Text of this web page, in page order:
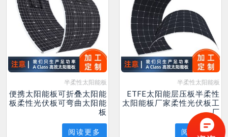
半柔性太阳能板
便携太阳能板可折叠太阳能
板柔性光伏板可弯曲太阳能
板
阅读更多
半柔性太阳能板
ETFE太阳能层压板半柔性
太阳能板厂家柔性光伏板工
厂
阅读更多